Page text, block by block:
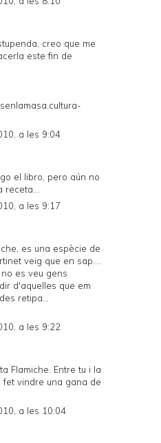
creo que me
este fin de
a les 9:04
el libro, pero aún no
a les 9:17
es una espècie de
veig que en sap....
es veu gens
d'aquelles que em
retipa...
a les 9:22
Flamiche. Entre tu i la
fet vindre una gana de
a les 10:04